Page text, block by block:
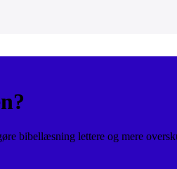
bibellæsning lettere og mere